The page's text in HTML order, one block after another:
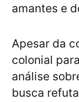
amantes e
Apesar da
colonial
análise
busca